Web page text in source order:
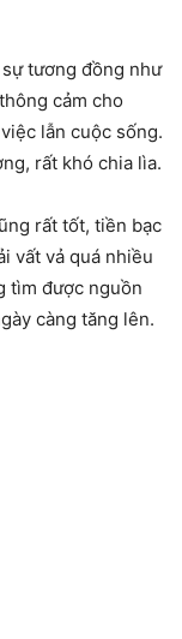
tương đồng như
cảm cho
lẫn cuộc sống.
rất khó chia lìa.
rất tốt, tiền bạc
vất vả quá nhiều
tìm được nguồn
càng tăng lên.